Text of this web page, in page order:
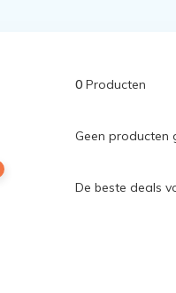
0Producten
Geen producten
De beste deals